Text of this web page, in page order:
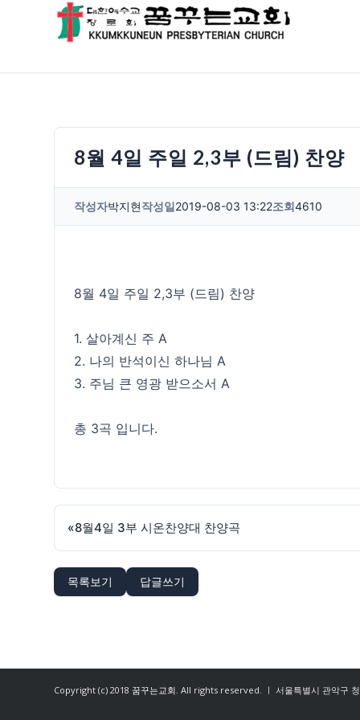
8월 4일 주일 2,3부 (드림) 찬양
작성자박지현작성일2019-08-03 13:22조회4610
8월 4일 주일 2,3부 (드림) 찬양
1. 살아계신 주 A
2. 나의 반석이신 하나님 A
3. 주님 큰 영광 받으소서 A
총 3곡 입니다.
«8월4일 3부 시온찬양대 찬양곡
목록보기 답글쓰기
Copyright (c) 2018 꿈꾸는교회. All rights reserved. ㅣ 서울특별시 관악구